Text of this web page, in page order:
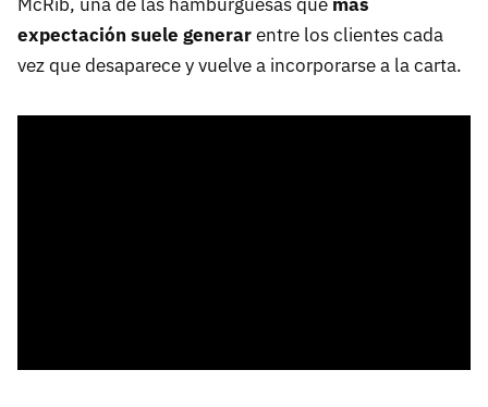
expectación suele generarentre los clientes cada
vez que desaparece y vuelve a incorporarse a la carta.